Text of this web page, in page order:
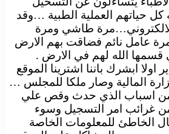
كل حياتهم العملية الطبية …وقد
طاشي ومرة
عامل نائم فضاقت بهم الارض
قسمها الله لهم في الارض .
ابشرك باننا اشترينا الموقع
المالية وصار ملكا للمجلس …
من اسباب الذي حدث وقص علي
غرائب امر التسجيل وسوء
الخاطئ للمعلومات الخاصة